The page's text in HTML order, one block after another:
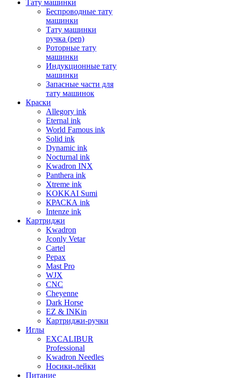
Тату машинки
Беспроводные тату
машинки
Тату машинки
ручка (pen)
Роторные тату
машинки
Индукционные тату
машинки
Запасные части для
тату машинок
Краски
Allegory ink
Eternal ink
World Famous ink
Solid ink
Dynamic ink
Nocturnal ink
Kwadron INX
Panthera ink
Xtreme ink
KOKKAI Sumi
КРАСКА ink
Intenze ink
Картриджи
Kwadron
Jconly Vetar
Cartel
Pepax
Mast Pro
WJX
CNC
Cheyenne
Dark Horse
EZ & INKin
Картриджи-ручки
Иглы
EXCALIBUR
Professional
Kwadron Needles
Носики-лейки
Питание